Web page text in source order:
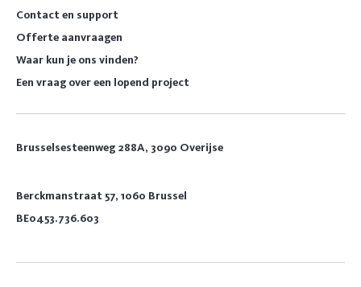
Contact en support
Offerte aanvraagen
Waar kun je ons vinden?
Een vraag over een lopend project
Brusselsesteenweg 288A, 3090 Overijse
Berckmanstraat 57, 1060 Brussel
BE0453.736.603